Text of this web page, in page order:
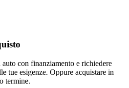
con finanziamento e richiedere
tue esigenze. Oppure acquistare in
termine.